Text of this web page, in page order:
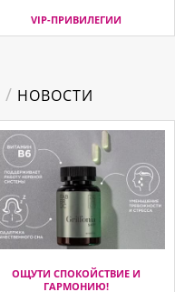
VIP-ПРИВИЛЕГИИ
/ НОВОСТИ
ОЩУТИ СПОКОЙСТВИЕ И
ГАРМОНИЮ!